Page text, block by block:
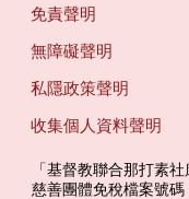
免責聲明
無障礙聲明
私隱政策聲明
收集個人資料聲明
「基督教聯合那打素
慈善團體免稅檔案號